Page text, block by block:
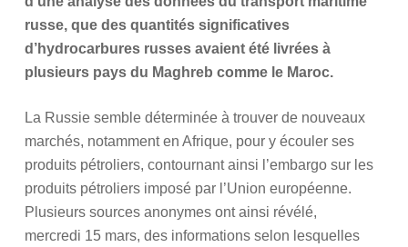
russe, que des quantités significatives
d’hydrocarbures russes avaient été livrées à
plusieurs pays du Maghreb comme le Maroc.
La Russie semble déterminée à trouver de nouveaux
marchés, notamment en Afrique, pour y écouler ses
produits pétroliers, contournant ainsi l’embargo sur les
produits pétroliers imposé par l’Union européenne.
Plusieurs sources anonymes ont ainsi révélé,
mercredi 15 mars, des informations selon lesquelles